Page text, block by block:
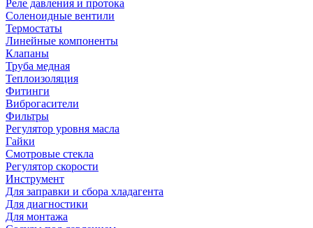
Реле давления и протока
Соленоидные вентили
Термостаты
Линейные компоненты
Клапаны
Труба медная
Теплоизоляция
Фитинги
Виброгасители
Фильтры
Регулятор уровня масла
Гайки
Смотровые стекла
Регулятор скорости
Инструмент
Для заправки и сбора хладагента
Для диагностики
Для монтажа